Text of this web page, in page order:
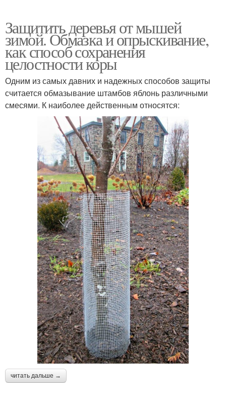
Защитить деревья от мышей
зимой. Обмазка и опрыскивание,
как способ сохранения
целостности коры
Одним из самых давних и надежных способов защиты
считается обмазывание штамбов яблонь различными
смесями. К наиболее действенным относятся:
читать дальше →